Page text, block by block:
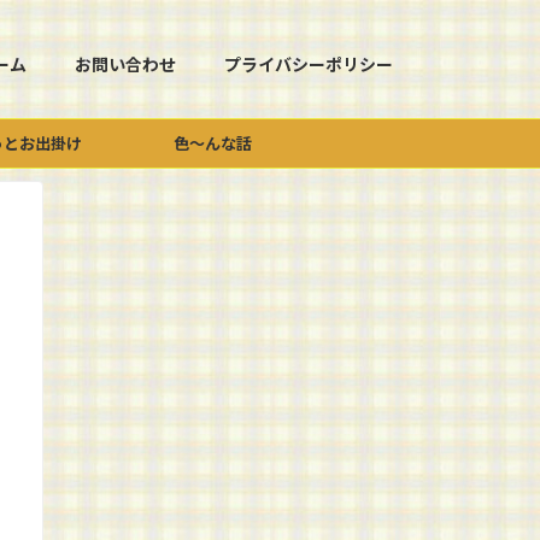
ム お問い合わせ プライバシーポリシー
お出掛け 色～んな話